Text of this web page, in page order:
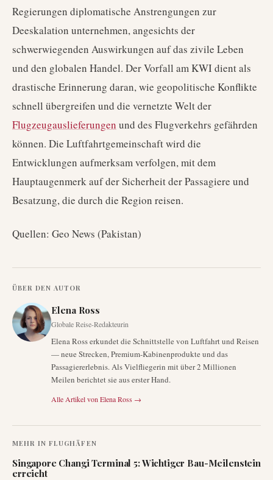
Regierungen diplomatische Anstrengungen zur
Deeskalation unternehmen, angesichts der
schwerwiegenden Auswirkungen auf das zivile Leben
und den globalen Handel. Der Vorfall am KWI dient als
drastische Erinnerung daran, wie geopolitische Konflikte
schnell übergreifen und die vernetzte Welt der
Flugzeugauslieferungen und des Flugverkehrs gefährden
können. Die Luftfahrtgemeinschaft wird die
Entwicklungen aufmerksam verfolgen, mit dem
Hauptaugenmerk auf der Sicherheit der Passagiere und
Besatzung, die durch die Region reisen.
Quellen: Geo News (Pakistan)
ÜBER DEN AUTOR
Elena Ross
Globale Reise-Redakteurin
Elena Ross erkundet die Schnittstelle von Luftfahrt und Reisen
— neue Strecken, Premium-Kabinenprodukte und das
Passagiererlebnis. Als Vielfliegerin mit über 2 Millionen
Meilen berichtet sie aus erster Hand.
Alle Artikel von Elena Ross →
MEHR IN FLUGHÄFEN
Singapore Changi Terminal 5: Wichtiger Bau-Meilenstein
erreicht